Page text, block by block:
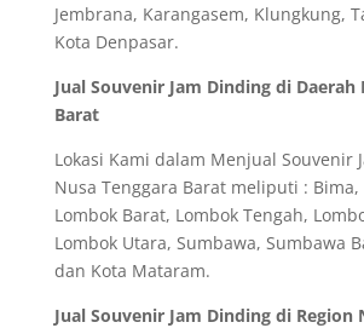
Jembrana, Karangasem, Klungkung,
Kota Denpasar.
Jual Souvenir Jam Dinding di Daerah
Barat
Lokasi Kami dalam Menjual Souvenir
Nusa Tenggara Barat meliputi : Bima,
Lombok Barat, Lombok Tengah,
Lombok Utara, Sumbawa, Sumbawa
dan Kota Mataram.
Jual Souvenir Jam Dinding di Region